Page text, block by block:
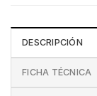
DESCRIPCIÓN
FICHA TÉCNICA